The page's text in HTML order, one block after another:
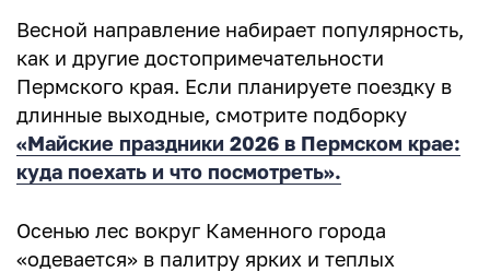
Весной направление набирает популярность,
как и другие достопримечательности
Пермского края. Если планируете поездку в
длинные выходные, смотрите подборку
«Майские праздники 2026 в Пермском крае:
куда поехать и что посмотреть».
Осенью лес вокруг Каменного города
«одевается» в палитру ярких и теплых